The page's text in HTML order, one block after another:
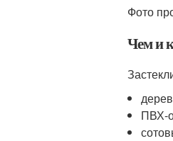
Фото
Чем и
ПВХ-